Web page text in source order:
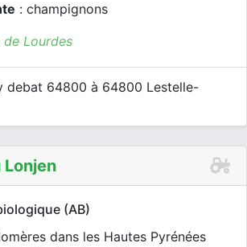
: champignons
de Lourdes
debat 64800 à 64800 Lestelle-
Lonjen
(AB)
dans les Hautes Pyrénées